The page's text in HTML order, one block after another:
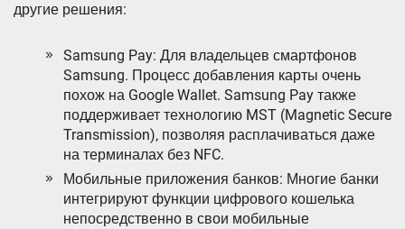
другие решения:
Samsung Pay: Для владельцев смартфонов
Samsung. Процесс добавления карты очень
похож на Google Wallet. Samsung Pay также
поддерживает технологию MST (Magnetic Secure
Transmission)‚ позволяя расплачиваться даже
на терминалах без NFC.
Мобильные приложения банков: Многие банки
интегрируют функции цифрового кошелька
непосредственно в свои мобильные